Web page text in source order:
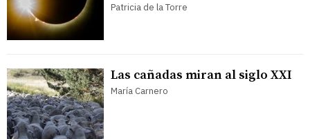
Patricia de la Torre
Las cañadas miran al siglo XXI
María Carnero